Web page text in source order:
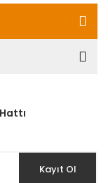
Kayıt Ol